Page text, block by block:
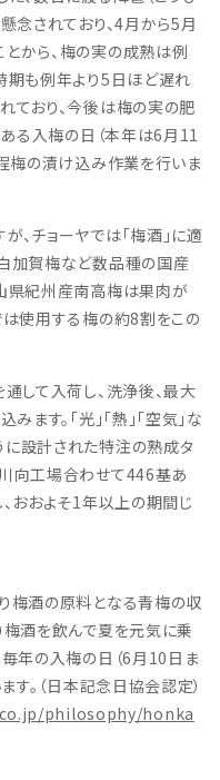
念されており、4月から5月
から、梅の実の成熟は例
期も例年より5日ほど遅れ
ており、今後は梅の実の肥
る入梅の日（本年は6月11
梅の漬け込み作業を行いま
、チョーヤでは「梅酒」に適
加賀梅など数品種の国産
県紀州産南高梅は果肉が
は使用する梅の約8割をこの
して入荷し、洗浄後、最大
す。「光」「熱」「空気」な
設計された特注の熟成タ
向工場合わせて446基あ
おおよそ1年以上の期間じ
梅酒の原料となる青梅の収
梅酒を飲んで夏を元気に乗
毎年の入梅の日（6月10日ま
す。（日本記念日協会認定）
philosophy/honka